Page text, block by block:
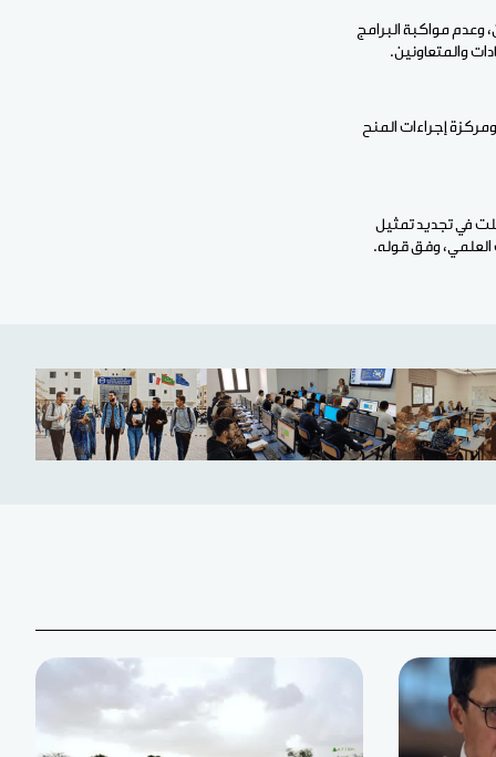
مواكبة البرامج
والمتعاونين.
إجراءات المنح
في تجديد تمثيل
العلمي، وفق قوله.